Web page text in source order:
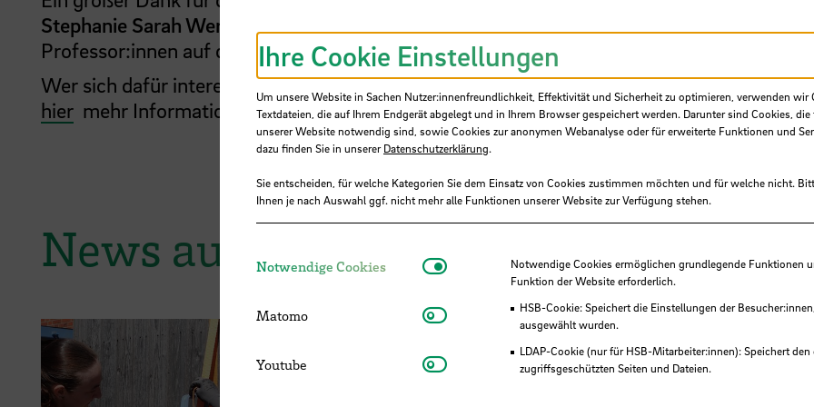
Stephanie Sarah Wernet
Professor:innen auf dem Podium sowie das Organisationsteam an der Hochschule Bremen!
Wer sich dafür interessiert, an der Hochschule Bremen als Professor:in tätig zu werden,
hier mehr Informationen und die richtigen Ansprechpersonen.
News aus der HSB
Ihre Cookie Einstellungen
Um unsere Website in Sachen Nutzer:innenfreundlichkeit, Effektivität und Sicherheit zu optimieren, verwenden wir
Textdateien, die auf Ihrem Endgerät abgelegt und in Ihrem Browser gespeichert werden. Darunter sind Cookies,
unserer Website notwendig sind, sowie Cookies zur anonymen Webanalyse oder für erweiterte Funktionen und
dazu finden Sie in unsererDatenschutzerklärung.
Sie entscheiden, für welche Kategorien Sie dem Einsatz von Cookies zustimmen möchten und für welche nicht.
Ihnen je nach Auswahl ggf. nicht mehr alle Funktionen unserer Website zur Verfügung stehen.
Notwendige Cookies Notwendige CookiesNotwendige Cookies ermöglichen grundlegende Funktionen
Funktion der Website erforderlich.
HSB-Cookie: Speichert die Einstellungen der
ausgewählt wurden.
LDAP-Cookie (nur für HSB-Mitarbeiter:innen): Speichert
zugriffsgeschützten Seiten und Dateien.
Matomo Matomo
Youtube Youtube